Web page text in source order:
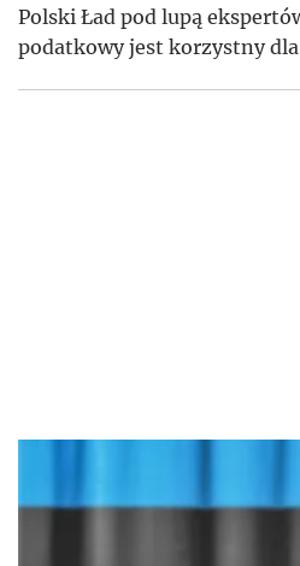
Polski Ład pod lupą
podatkowy jest korzystny